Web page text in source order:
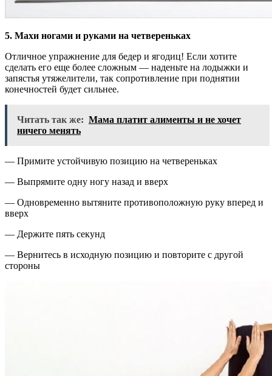
5. Махи ногами и руками на четвереньках
Отличное упражнение для бедер и ягодиц! Если хотите
сделать его еще более сложным — наденьте на лодыжки и
запястья утяжелители, так сопротивление при поднятии
конечностей будет сильнее.
Читать так же: Мама платит алименты и не хочет
ничего менять
— Примите устойчивую позицию на четвереньках
— Выпрямите одну ногу назад и вверх
— Одновременно вытяните противоположную руку вперед и
вверх
— Держите пять секунд
— Вернитесь в исходную позицию и повторите с другой
стороны